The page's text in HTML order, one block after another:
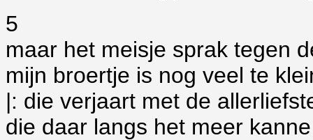
5
maar het meisje sprak tegen
mijn broertje is nog veel te
|: die verjaart met de
die daar langs het meer